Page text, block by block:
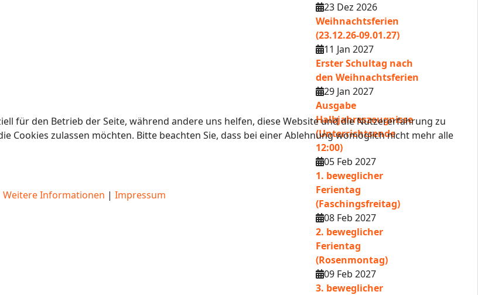
23 Dez 2026
Weihnachtsferien
(23.12.26-09.01.27)
11 Jan 2027
Erster Schultag nach
den Weihnachtsferien
29 Jan 2027
Ausgabe
Halbjahreszeugnisse
(Unterrichtsende
12:00)
05 Feb 2027
1. beweglicher
Ferientag
(Faschingsfreitag)
08 Feb 2027
2. beweglicher
Ferientag
(Rosenmontag)
09 Feb 2027
3. beweglicher
für den Betrieb der Seite, während andere uns helfen, diese Website und die Nutzererfahrung zu
Cookies zulassen möchten. Bitte beachten Sie, dass bei einer Ablehnung womöglich nicht mehr alle
Weitere Informationen | Impressum